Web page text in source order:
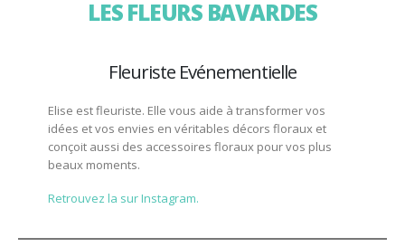
LES FLEURS BAVARDES
Fleuriste Evénementielle
Elise est fleuriste. Elle vous aide à transformer vos
idées et vos envies en véritables décors floraux et
conçoit aussi des accessoires floraux pour vos plus
beaux moments.
Retrouvez la sur Instagram.